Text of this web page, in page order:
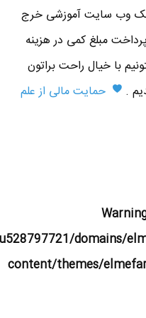
یک وب سایت آموزشی خرج
پرداخت مبلغ کمی در هزینه
با خیال راحت براتون
.
حمایت مالی از علم
domains/
content/themes/